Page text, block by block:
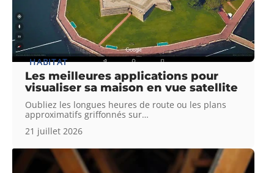
HABITAT
Les meilleures applications pour
visualiser sa maison en vue satellite
Oubliez les longues heures de route ou les plans
approximatifs griffonnés sur…
21 juillet 2026